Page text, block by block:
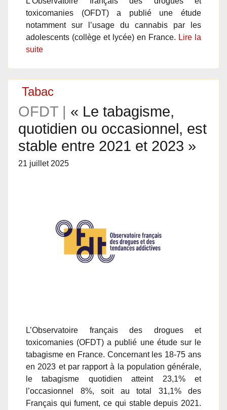
toxicomanies (OFDT) a publié une étude
notamment sur l’usage du cannabis par les
adolescents (collège et lycée) en France. Lire la
suite
Tabac
OFDT | « Le tabagisme,
quotidien ou occasionnel, est
stable entre 2021 et 2023 »
21 juillet 2025
L’Observatoire français des drogues et
toxicomanies (OFDT) a publié une étude sur le
tabagisme en France. Concernant les 18-75 ans
en 2023 et par rapport à la population générale,
le tabagisme quotidien atteint 23,1% et
l’occasionnel 8%, soit au total 31,1% des
Français qui fument, ce qui stable depuis 2021.